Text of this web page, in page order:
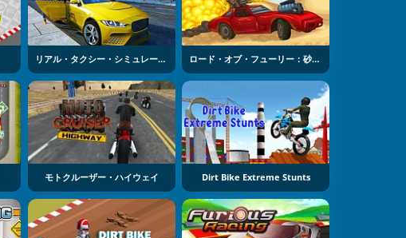
リアル・タクシー・シミュレーター ロード・オブ・フューリー：砂漠の攻撃
モトクルーザー・ハイウェイ Dirt Bike Extreme Stunts